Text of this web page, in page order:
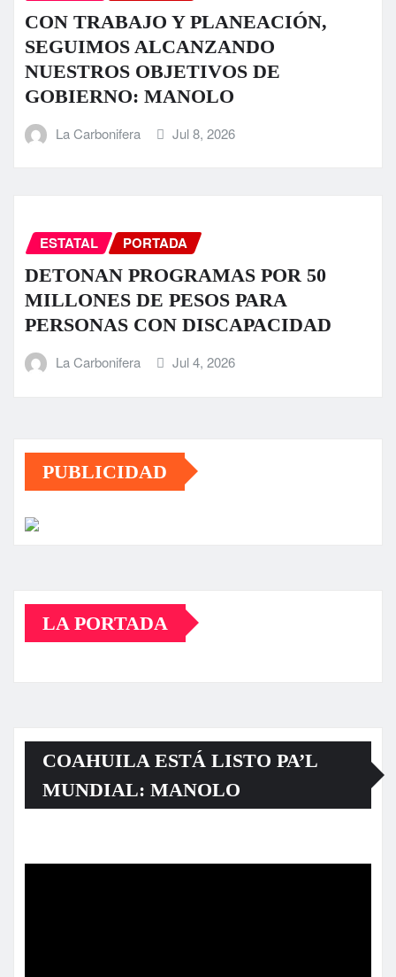
CON TRABAJO Y PLANEACIÓN,
SEGUIMOS ALCANZANDO
NUESTROS OBJETIVOS DE
GOBIERNO: MANOLO
La Carbonifera Jul 8, 2026
ESTATAL PORTADA
DETONAN PROGRAMAS POR 50
MILLONES DE PESOS PARA
PERSONAS CON DISCAPACIDAD
La Carbonifera Jul 4, 2026
PUBLICIDAD
LA PORTADA
COAHUILA ESTÁ LISTO PA’L
MUNDIAL: MANOLO